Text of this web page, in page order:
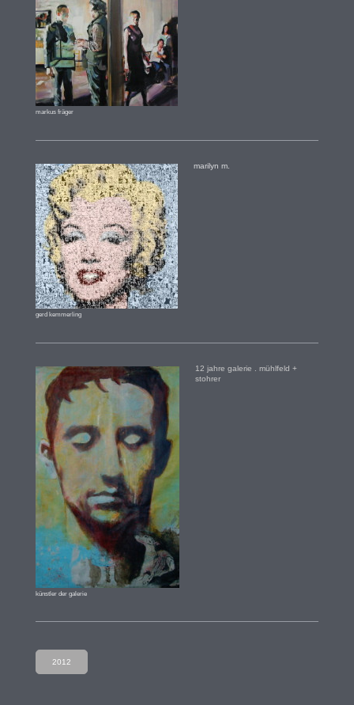
markus fräger
gerd kemmerling
marilyn m.
künstler der galerie
12 jahre galerie . mühlfeld +
stohrer
2012